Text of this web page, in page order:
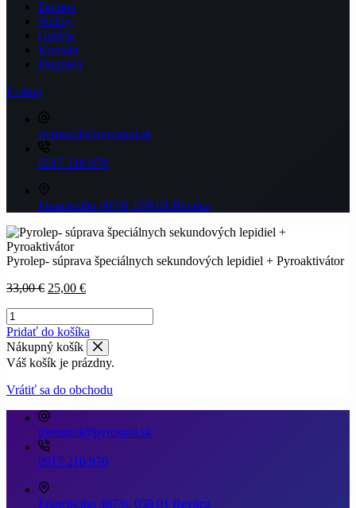
Domov
Služby
Galéria
Kontakt
Doprava
E-shop
pyrospol@pyrospol.sk
0917 210 970
Francisciho 407/6, 050 01 Revúca
Pyrolep- súprava špeciálnych sekundových lepidiel + Pyroaktivátor
33,00€ Pôvodná
33,00 €.
25,00 €Aktuálna
25,00 €.
množstvo
Pyrolep-
súprava
špeciálnych
sekundových
lepidiel
+
Pyroaktivátor
Pridať do košíka
Nákupný košík
Váš košík je prázdny.
Vrátiť sa do obchodu
pyrospol@pyrospol.sk
0917 210 970
Francisciho 407/6, 050 01 Revúca